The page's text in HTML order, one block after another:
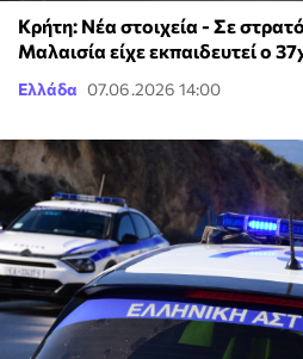
Κρήτη: Νέα στοιχεία - Σε
Μαλαισία είχε εκπαιδευτεί ο
Ελλάδα 07.06.2026 14:00